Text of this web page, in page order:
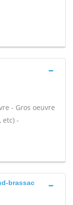
- Gros oeuvre
etc) -
brassac